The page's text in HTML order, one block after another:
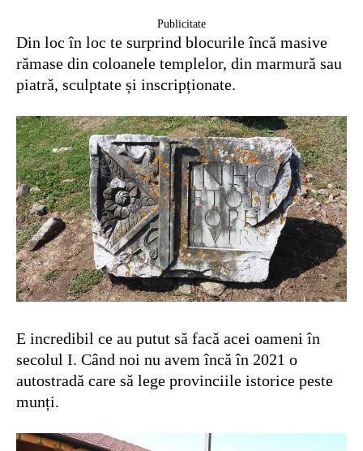
Publicitate
Din loc în loc te surprind blocurile încă masive
rămase din coloanele templelor, din marmură sau
piatră, sculptate și inscripționate.
E incredibil ce au putut să facă acei oameni în
secolul I. Când noi nu avem încă în 2021 o
autostradă care să lege provinciile istorice peste
munți.